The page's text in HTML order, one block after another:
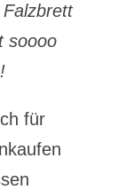
soooo
für